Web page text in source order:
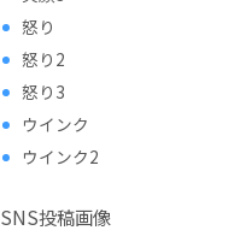
怒り
怒り2
怒り3
ウインク
ウインク2
SNS投稿画像